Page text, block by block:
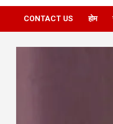
CONTACT US होम